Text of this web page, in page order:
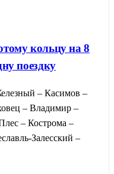
кольцу на 8
поездку
– Касимов –
– Владимир –
– Кострома –
Залесский –